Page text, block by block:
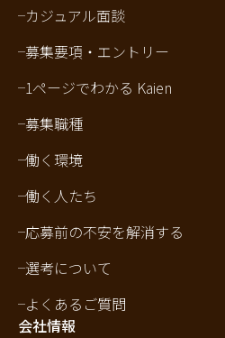
カジュアル面談
募集要項・エントリー
1ページでわかる Kaien
募集職種
働く環境
働く人たち
応募前の不安を解消する
選考について
よくあるご質問
会社情報